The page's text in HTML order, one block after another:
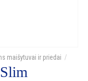
maišytuvai ir priedai